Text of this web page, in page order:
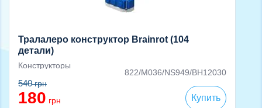
Тралалеро конструктор Brainrot (104
детали)
Конструкторы
822/M036/NS949/BH12030
540грн
180 грн Купить